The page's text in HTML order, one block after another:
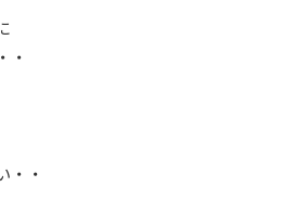
・
・・